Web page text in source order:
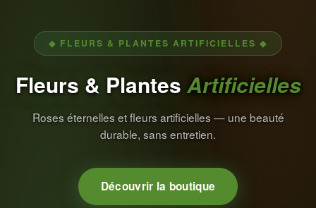
◆ FLEURS & PLANTES ARTIFICIELLES ◆
Fleurs & Plantes Artificielles
Roses éternelles et fleurs artificielles — une beauté
durable, sans entretien.
Découvrir la boutique